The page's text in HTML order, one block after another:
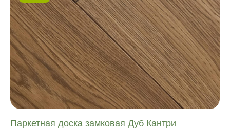
Паркетная доска замковая Дуб Кантри
Фаска:
Соединение:
Обработка:
Длина:
Ширина:
Толщина: